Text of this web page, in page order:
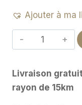
Ajouter à ma
quantité
de
Encens
Bois
Livraison
rayon de 15km